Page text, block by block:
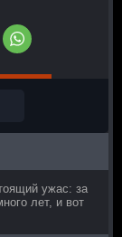
ужас: за
лет, и вот